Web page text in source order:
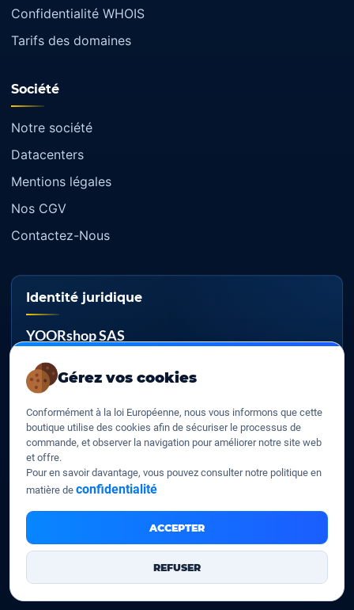
Gérez vos cookies
Conformément à la loi Européenne, nous vous informons que cette
boutique utilise des cookies afin de sécuriser le processus de
commande, et observer la navigation pour améliorer notre site web
et offre.
Pour en savoir davantage, vous pouvez consulter notre politique en
matière de confidentialité
ACCEPTER
REFUSER
Confidentialité WHOIS
Tarifs des domaines
Société
Notre société
Datacenters
Mentions légales
Nos CGV
Contactez-Nous
Identité juridique
YOORshop SAS
RCS
817 466 147
TVA EU
FR 27 817 466 147
D-U-N-S
267 747 610
YOORshop SAS © 2026. Tous droits réservés
Mentions légales Nos CGV Contactez-Nous